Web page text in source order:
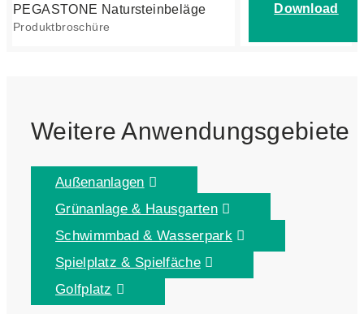
PEGASTONE Natursteinbeläge
Produktbroschüre
Download
Weitere Anwendungsgebiete
Außenanlagen
Grünanlage & Hausgarten
Schwimmbad & Wasserpark
Spielplatz & Spielfäche
Golfplatz